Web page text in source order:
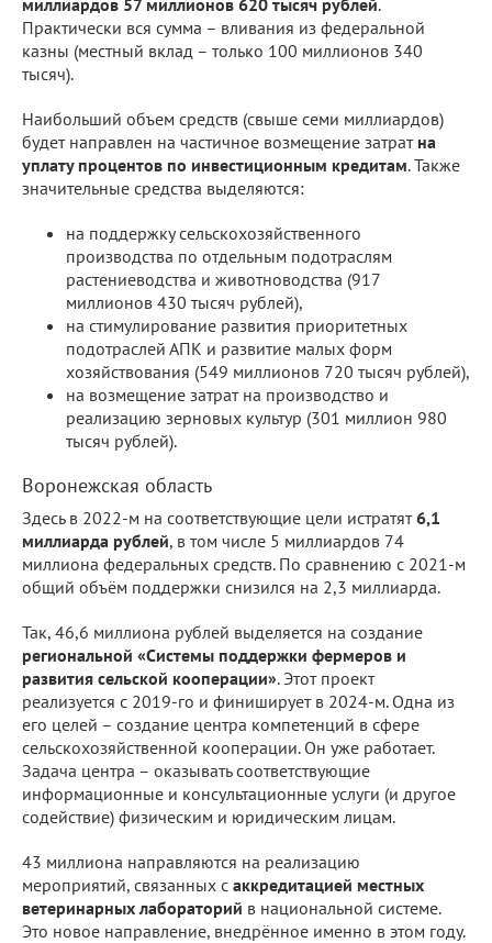
Практически вся сумма – вливания из федеральной
казны (местный вклад – только 100 миллионов 340
тысяч).
Наибольший объем средств (свыше семи миллиардов)
будет направлен на частичное возмещение затрат на
уплату процентов по инвестиционным кредитам. Также
значительные средства выделяются:
на поддержку сельскохозяйственного
производства по отдельным подотраслям
растениеводства и животноводства (917
миллионов 430 тысяч рублей),
на стимулирование развития приоритетных
подотраслей АПК и развитие малых форм
хозяйствования (549 миллионов 720 тысяч рублей),
на возмещение затрат на производство и
реализацию зерновых культур (301 миллион 980
тысяч рублей).
Воронежская область
Здесь в 2022-м на соответствующие цели истратят6,1
миллиарда рублей, в том числе 5 миллиардов 74
миллиона федеральных средств. По сравнению с 2021-м
общий объём поддержки снизился на 2,3 миллиарда.
Так, 46,6 миллиона рублей выделяется на создание
региональной «Системы поддержки фермеров и
развития сельской кооперации». Этот проект
реализуется с 2019-го и финиширует в 2024-м. Одна из
его целей – создание центра компетенций в сфере
сельскохозяйственной кооперации. Он уже работает.
Задача центра – оказывать соответствующие
информационные и консультационные услуги (и другое
содействие) физическим и юридическим лицам.
43 миллиона направляются на реализацию
мероприятий, связанных с аккредитацией местных
ветеринарных лабораторий в национальной системе.
Это новое направление, внедрённое именно в этом году.